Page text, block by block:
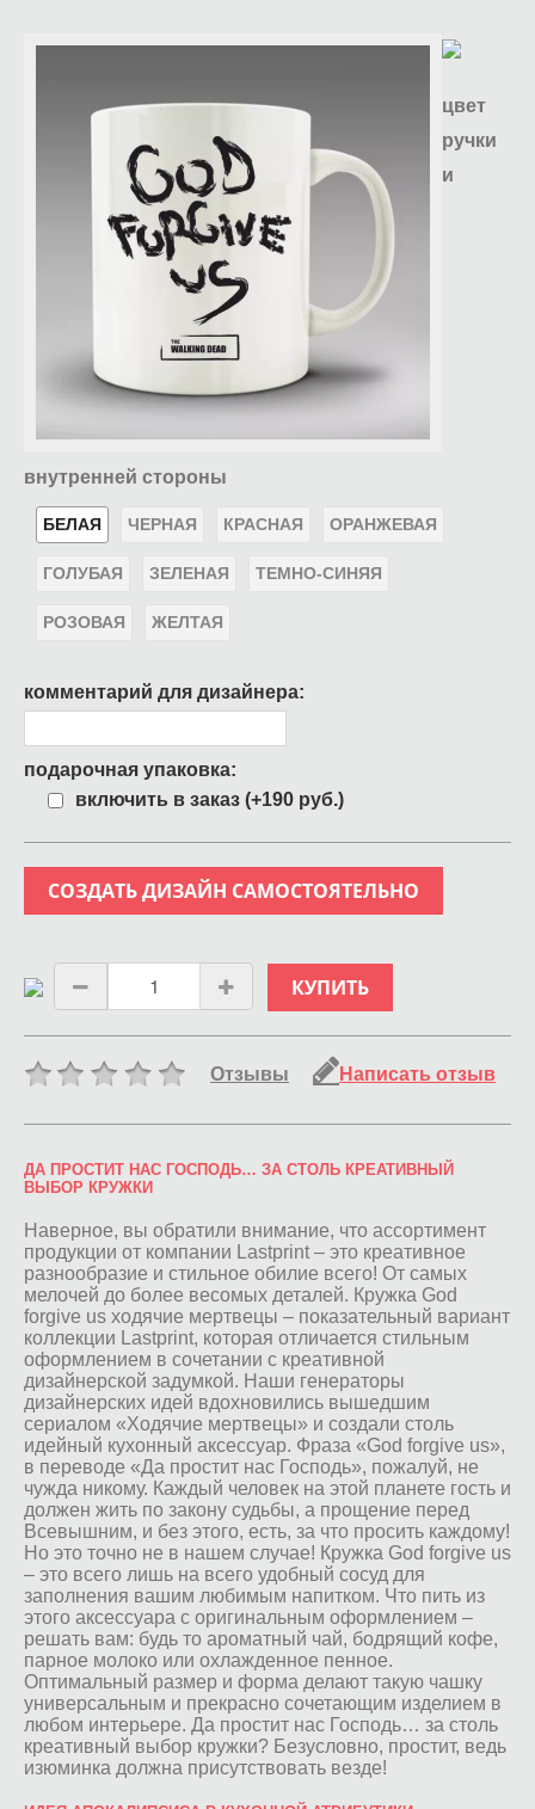
цвет
ручки
и
внутренней стороны
БЕЛАЯ ЧЕРНАЯ КРАСНАЯ ОРАНЖЕВАЯ
ГОЛУБАЯ ЗЕЛЕНАЯ ТЕМНО-СИНЯЯ
РОЗОВАЯ ЖЕЛТАЯ
комментарий для дизайнера:
подарочная упаковка:
включить в заказ (+190 руб.)
СОЗДАТЬ ДИЗАЙН САМОСТОЯТЕЛЬНО
КУПИТЬ
Отзывы Написать отзыв
ДА ПРОСТИТ НАС ГОСПОДЬ… ЗА СТОЛЬ КРЕАТИВНЫЙ
ВЫБОР КРУЖКИ
Наверное, вы обратили внимание, что ассортимент
продукции от компании Lastprint – это креативное
разнообразие и стильное обилие всего! От самых
мелочей до более весомых деталей. Кружка God
forgive us ходячие мертвецы – показательный вариант
коллекции Lastprint, которая отличается стильным
оформлением в сочетании с креативной
дизайнерской задумкой. Наши генераторы
дизайнерских идей вдохновились вышедшим
сериалом «Ходячие мертвецы» и создали столь
идейный кухонный аксессуар. Фраза «God forgive us»,
в переводе «Да простит нас Господь», пожалуй, не
чужда никому. Каждый человек на этой планете гость и
должен жить по закону судьбы, а прощение перед
Всевышним, и без этого, есть, за что просить каждому!
Но это точно не в нашем случае! Кружка God forgive us
– это всего лишь на всего удобный сосуд для
заполнения вашим любимым напитком. Что пить из
этого аксессуара с оригинальным оформлением –
решать вам: будь то ароматный чай, бодрящий кофе,
парное молоко или охлажденное пенное.
Оптимальный размер и форма делают такую чашку
универсальным и прекрасно сочетающим изделием в
любом интерьере. Да простит нас Господь… за столь
креативный выбор кружки? Безусловно, простит, ведь
изюминка должна присутствовать везде!